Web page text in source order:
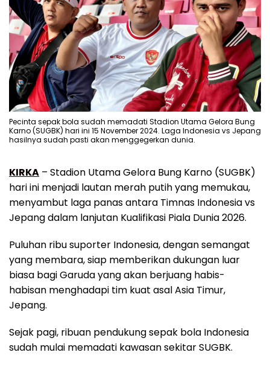
Pecinta sepak bola sudah memadati Stadion Utama Gelora Bung
Karno (SUGBK) hari ini 15 November 2024. Laga Indonesia vs Jepang
hasilnya sudah pasti akan menggegerkan dunia.
KIRKA – Stadion Utama Gelora Bung Karno (SUGBK)
hari ini menjadi lautan merah putih yang memukau,
menyambut laga panas antara Timnas Indonesia vs
Jepang dalam lanjutan Kualifikasi Piala Dunia 2026.
Puluhan ribu suporter Indonesia, dengan semangat
yang membara, siap memberikan dukungan luar
biasa bagi Garuda yang akan berjuang habis-
habisan menghadapi tim kuat asal Asia Timur,
Jepang.
Sejak pagi, ribuan pendukung sepak bola Indonesia
sudah mulai memadati kawasan sekitar SUGBK.